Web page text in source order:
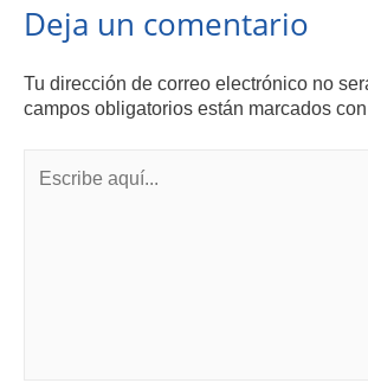
Deja un comentario
Tu dirección de correo electrónico no
campos obligatorios están marcados con